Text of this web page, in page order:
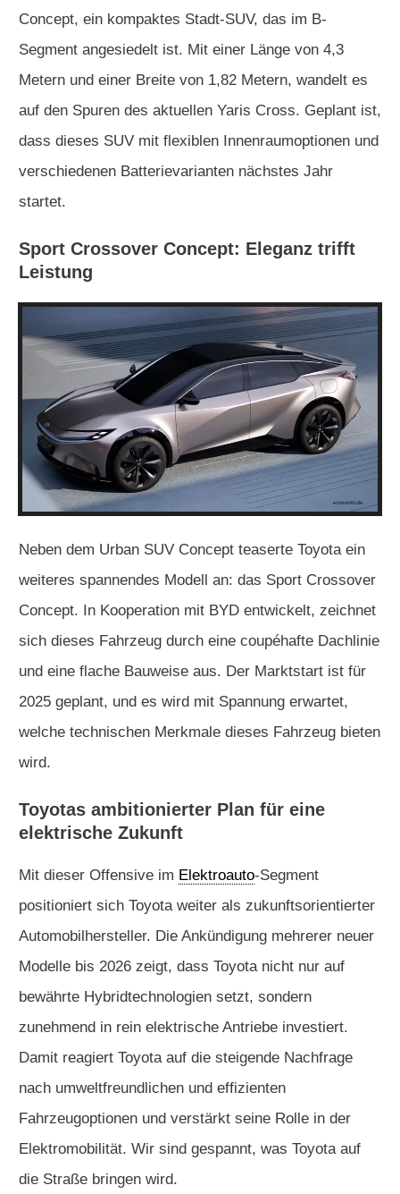
Concept, ein kompaktes Stadt-SUV, das im B-
Segment angesiedelt ist. Mit einer Länge von 4,3
Metern und einer Breite von 1,82 Metern, wandelt es
auf den Spuren des aktuellen Yaris Cross. Geplant ist,
dass dieses SUV mit flexiblen Innenraumoptionen und
verschiedenen Batterievarianten nächstes Jahr
startet.
Sport Crossover Concept: Eleganz trifft
Leistung
Neben dem Urban SUV Concept teaserte Toyota ein
weiteres spannendes Modell an: das Sport Crossover
Concept. In Kooperation mit BYD entwickelt, zeichnet
sich dieses Fahrzeug durch eine coupéhafte Dachlinie
und eine flache Bauweise aus. Der Marktstart ist für
2025 geplant, und es wird mit Spannung erwartet,
welche technischen Merkmale dieses Fahrzeug bieten
wird.
Toyotas ambitionierter Plan für eine
elektrische Zukunft
Mit dieser Offensive im Elektroauto-Segment
positioniert sich Toyota weiter als zukunftsorientierter
Automobilhersteller. Die Ankündigung mehrerer neuer
Modelle bis 2026 zeigt, dass Toyota nicht nur auf
bewährte Hybridtechnologien setzt, sondern
zunehmend in rein elektrische Antriebe investiert.
Damit reagiert Toyota auf die steigende Nachfrage
nach umweltfreundlichen und effizienten
Fahrzeugoptionen und verstärkt seine Rolle in der
Elektromobilität. Wir sind gespannt, was Toyota auf
die Straße bringen wird.